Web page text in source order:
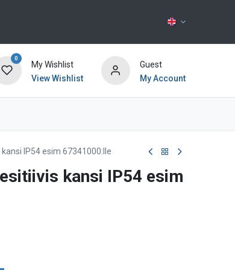
0
My Wishlist
View Wishlist
Guest
My Account
IP54 esim 67341000:lle
kansi IP54 esim